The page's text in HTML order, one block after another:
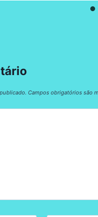
Campos obrigatórios são